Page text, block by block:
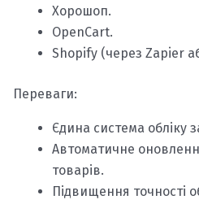
Хорошоп.
OpenCart.
Shopify (через Zapier
Переваги:
Єдина система обліку
Автоматичне
товарів.
Підвищення точності